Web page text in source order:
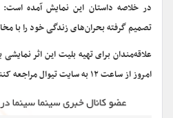
در خلاصه داستان این نمایش آمده
تصمیم گرفته بحران‌های زندگی خود را با
امروز از ساعت ۱۲ به سایت تیوال مراجعه کنند.